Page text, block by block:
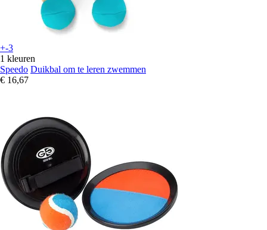
+-3
1 kleuren
Speedo Duikbal om te leren zwemmen
€ 16,67